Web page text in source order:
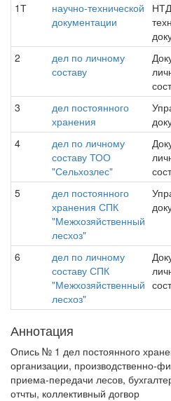
1Т
научно-технической
документации
2
дел по личному
составу
3
дел постоянного
хранения
4
дел по личному
составу ТОО
"Сельхозлес"
5
дел постоянного
хранения СПК
"Межхозяйственный
лесхоз"
6
дел по личному
составу СПК
"Межхозяйственный
лесхоз"
Аннотация
Опись № 1 дел постоянного
организации, производственно-
приема-передачи лесов,
отчты, коллективный догвор